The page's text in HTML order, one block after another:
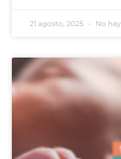
21 agosto, 2025 No